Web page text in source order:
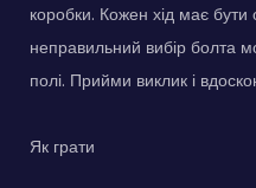
коробки. Кожен хід має
неправильний вибір болта
полі. Прийми виклик і
Як грати